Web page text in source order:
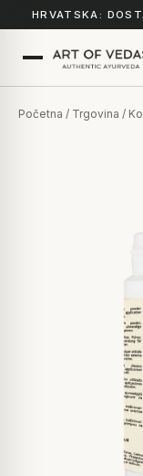
HRVATSKA:
Početna / Trgovina /